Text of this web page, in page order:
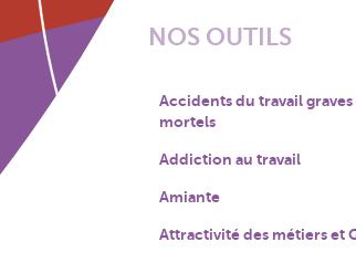
NOS OUTILS
Accidents du travail graves
mortels
Addiction au travail
Amiante
Attractivité des métiers et